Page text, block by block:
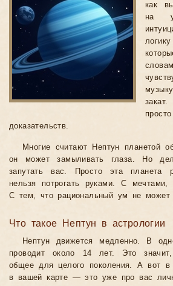
как
на
доказательств.
Многие считают Нептун планетой
он может замыливать глаза. Но
запутать вас. Просто эта планета
нельзя потрогать руками. С мечтами,
С тем, что рациональный ум не может
Что такое Нептун в астрологии
Нептун движется медленно. В
проводит около 14 лет. Это
общее для целого поколения. А вот
в вашей карте — это уже про вас